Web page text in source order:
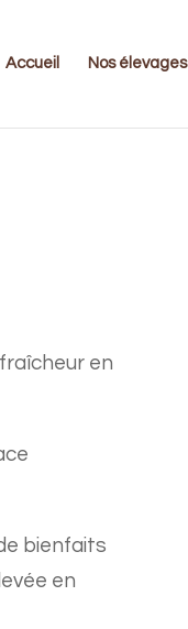
Accueil Nos élevages
en
bienfaits
en